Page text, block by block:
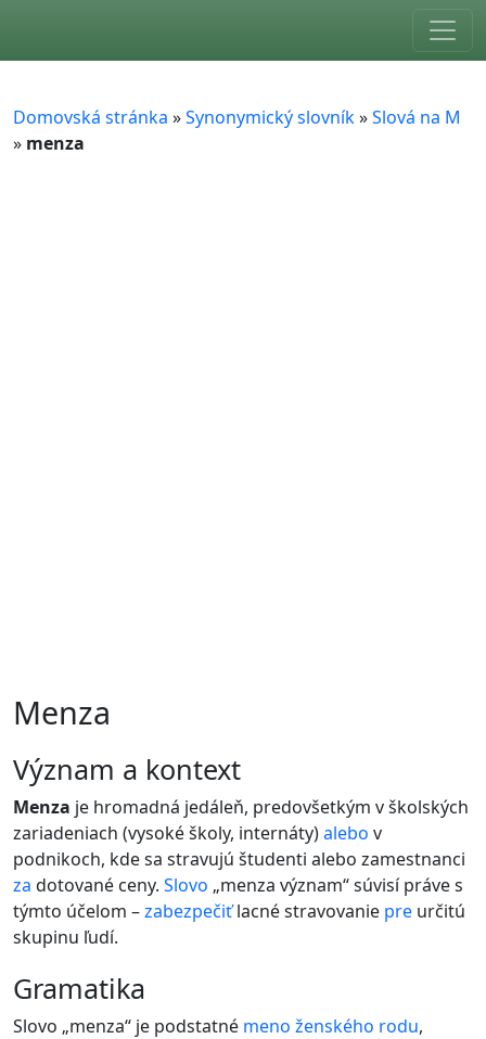
Domovská stránka »Synonymický slovník»Slová na M
» menza
Menza
význam a kontext
Menza je hromadná jedáleň, predovšetkým v školských
zariadeniach (vysoké školy, internáty)alebo v
podnikoch, kde sa stravujú študenti alebo zamestnanci
za dotované ceny. Slovo „menza význam“ súvisí práve s
týmto účelom –zabezpečiťlacné stravovanie pre určitú
skupinu ľudí.
gramatika
Slovo „menza“ je podstatné meno ženského rodu,